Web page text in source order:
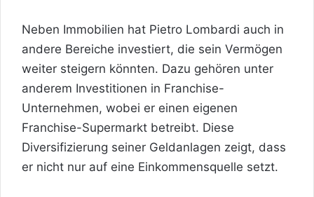
Neben Immobilien hat Pietro Lombardi auch in
andere Bereiche investiert, die sein Vermögen
weiter steigern könnten. Dazu gehören unter
anderem Investitionen in Franchise-
Unternehmen, wobei er einen eigenen
Franchise-Supermarkt betreibt. Diese
Diversifizierung seiner Geldanlagen zeigt, dass
er nicht nur auf eine Einkommensquelle setzt.